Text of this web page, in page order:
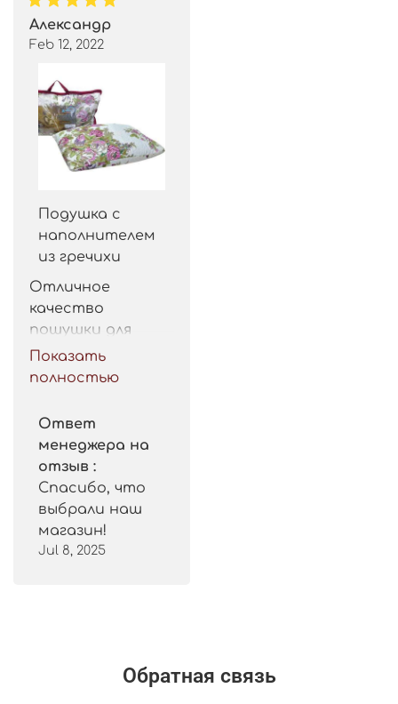
Александр
Feb 12, 2022
Подушка с
наполнителем
из гречихи
Отличное
качество
пошушки для
такой цены.
Рекомендую.
Показать
полностью
Ответ
менеджера на
отзыв :
Спасибо, что
выбрали наш
магазин!
Jul 8, 2025
Обратная связь